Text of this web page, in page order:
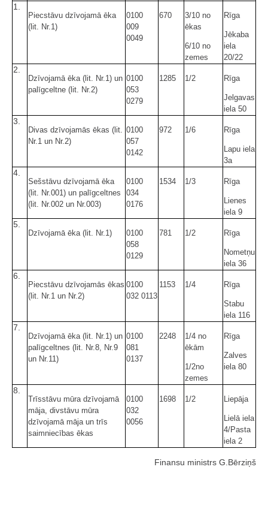
1.
Piecstāvu dzīvojamā ēka
(lit. Nr.1)
0100
009
0049
670
3/10 no
ēkas
6/10 no
zemes
Rīga
Jēkaba
iela
20/22
2.
Dzīvojamā ēka (lit. Nr.1) un
palīgceltne (lit. Nr.2)
0100
053
0279
1285 1/2 Rīga
Jelgavas
iela 50
3.
Divas dzīvojamās ēkas (lit.
Nr.1 un Nr.2)
0100
057
0142
972 1/6 Rīga
Lapu iela
3a
4.
Sešstāvu dzīvojamā ēka
(lit. Nr.001) un palīgceltnes
(lit. Nr.002 un Nr.003)
0100
034
0176
1534 1/3 Rīga
Lienes
iela 9
5.
Dzīvojamā ēka (lit. Nr.1)
0100
058
0129
781 1/2 Rīga
Nometņu
iela 36
6.
Piecstāvu dzīvojamās ēkas
(lit. Nr.1 un Nr.2)
0100
032 0113
1153 1/4 Rīga
Stabu
iela 116
7.
Dzīvojamā ēka (lit. Nr.1) un
palīgceltnes (lit. Nr.8, Nr.9
un Nr.11)
0100
081
0137
2248
1/4 no
ēkām
1/2no
zemes
Rīga
Zalves
iela 80
8.
Trīsstāvu mūra dzīvojamā
māja, divstāvu mūra
dzīvojamā māja un trīs
saimniecības ēkas
0100
032
0056
1698 1/2 Liepāja
Lielā iela
4/Pasta
iela 2
Finansu ministrs G.Bērziņš